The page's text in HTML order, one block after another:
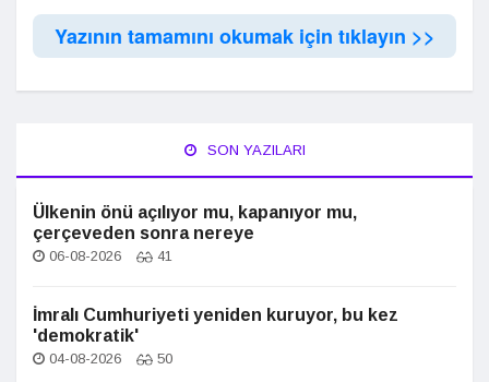
Yazının tamamını okumak için tıklayın >>
SON YAZILARI
Ülkenin önü açılıyor mu, kapanıyor mu,
çerçeveden sonra nereye
06-08-2026 41
İmralı Cumhuriyeti yeniden kuruyor, bu kez
'demokratik'
04-08-2026 50